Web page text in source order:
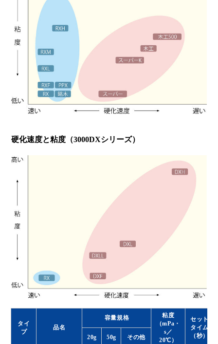
硬化速度と粘度（3000DXシリーズ）
タイ
プ
品名
容量規格
粘度
（mPa・
s／
20℃）
セット
タイム
（秒）
20g 50g その他